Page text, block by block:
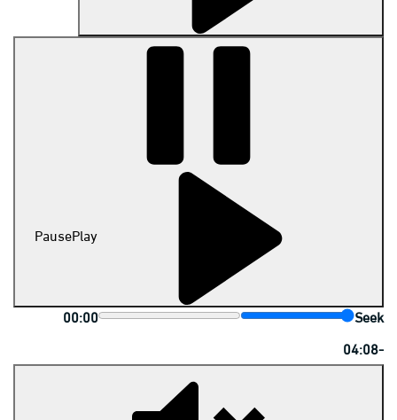
PausePlay
Seek
00:00
-04:08